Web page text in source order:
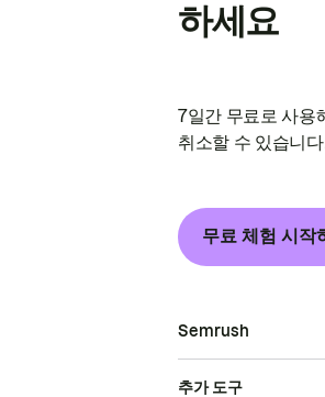
하세요
7일간 무료로 사용
취소할 수 있습니
무료 체험 시작
Semrush
추가 도구